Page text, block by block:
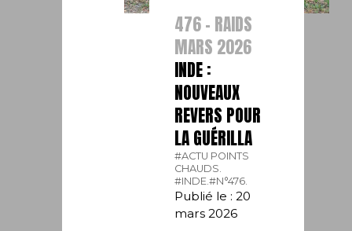
476 - RAIDS
MARS 2026
INDE :
NOUVEAUX
REVERS POUR
LA GUÉRILLA
#ACTU POINTS
CHAUDS.
#INDE. #N°476.
Publié le : 20
mars 2026